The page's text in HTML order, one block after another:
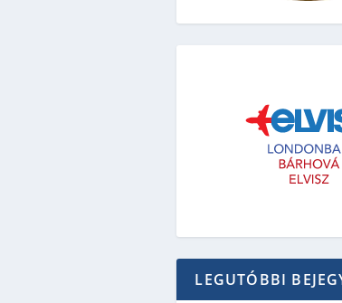
LEGUTÓBBI